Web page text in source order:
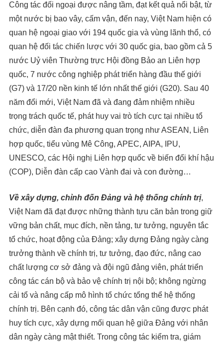
Công tác đối ngoại được nâng tầm, đạt kết quả nổi bật, từ
một nước bị bao vây, cấm vận, đến nay, Việt Nam hiện có
quan hệ ngoại giao với 194 quốc gia và vùng lãnh thổ, có
quan hệ đối tác chiến lược với 30 quốc gia, bao gồm cả 5
nước Uỷ viên Thường trực Hội đồng Bảo an Liên hợp
quốc, 7 nước công nghiệp phát triển hàng đầu thế giới
(G7) và 17/20 nền kinh tế lớn nhất thế giới (G20). Sau 40
năm đổi mới, Việt Nam đã và đang đảm nhiệm nhiều
trọng trách quốc tế, phát huy vai trò tích cực tại nhiều tổ
chức, diễn đàn đa phương quan trọng như ASEAN, Liên
hợp quốc, tiểu vùng Mê Công, APEC, AIPA, IPU,
UNESCO, các Hội nghị Liên hợp quốc về biến đổi khí hậu
(COP), Diễn đàn cấp cao Vành đai và con đường…
Về xây dựng, chỉnh đốn Đảng và hệ thống chính trị,
Việt Nam đã đạt được những thành tựu căn bản trong giữ
vững bản chất, mục đích, nền tảng, tư tưởng, nguyên tắc
tổ chức, hoạt động của Đảng; xây dựng Đảng ngày càng
trưởng thành về chính trị, tư tưởng, đạo đức, nâng cao
chất lượng cơ sở đảng và đội ngũ đảng viên, phát triển
công tác cán bộ và bảo vệ chính trị nội bộ; không ngừng
cải tổ và nâng cấp mô hình tổ chức tổng thể hệ thống
chính trị. Bên cạnh đó, công tác dân vận cũng được phát
huy tích cực, xây dựng mối quan hệ giữa Đảng với nhân
dân ngày càng mật thiết. Trong công tác kiểm tra, giám